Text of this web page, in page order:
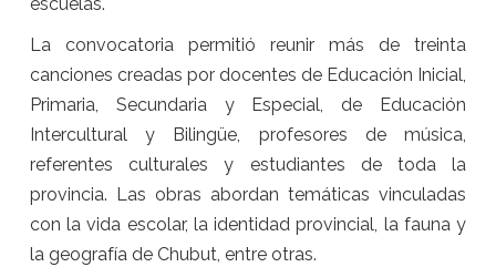
escuelas.
La convocatoria permitió reunir más de treinta
canciones creadas por docentes de Educación Inicial,
Primaria, Secundaria y Especial, de Educación
Intercultural y Bilingüe, profesores de música,
referentes culturales y estudiantes de toda la
provincia. Las obras abordan temáticas vinculadas
con la vida escolar, la identidad provincial, la fauna y
la geografía de Chubut, entre otras.